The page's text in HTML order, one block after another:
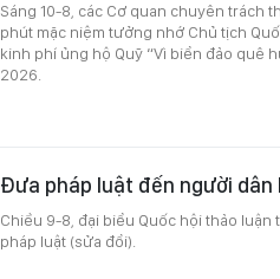
Sáng 10-8, các Cơ quan chuyên trách
phút mặc niệm tưởng nhớ Chủ tịch
kinh phí ủng hộ Quỹ “Vì biển đảo quê
2026.
Đưa pháp luật đến người dân
Chiều 9-8, đại biểu Quốc hội thảo
pháp luật (sửa đổi).